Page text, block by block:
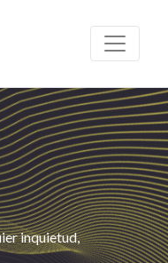
inquietud,